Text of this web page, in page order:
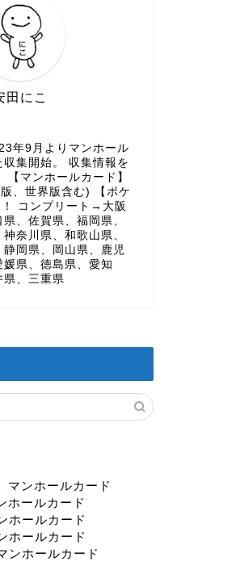
田にこ
年9月よりマンホール
収集開始。 収集情報を
【マンホールカード】
、世界版含む) 【ポケ
コンプリート→大阪
、佐賀県、福岡県、
奈川県、和歌山県、
岡県、岡山県、鹿児
県、徳島県、愛知
県、三重県
マンホールカード
ホールカード
ホールカード
ホールカード
ンホールカード